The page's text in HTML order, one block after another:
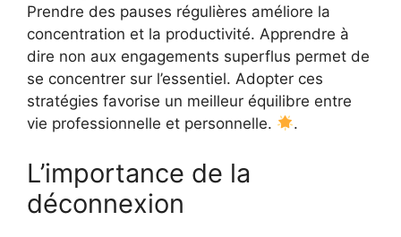
Prendre des pauses régulières améliore la
concentration et la productivité. Apprendre à
dire non aux engagements superflus permet de
se concentrer sur l’essentiel. Adopter ces
stratégies favorise un meilleur équilibre entre
vie professionnelle et personnelle.
.
L’importance de la
déconnexion